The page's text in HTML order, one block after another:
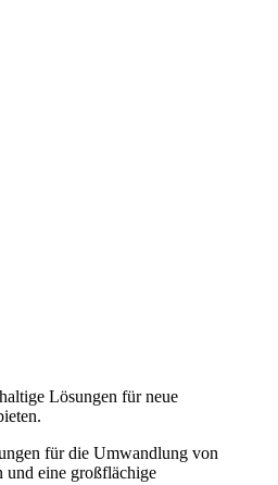
Lösungen für neue
für die Umwandlung von
und eine großflächige